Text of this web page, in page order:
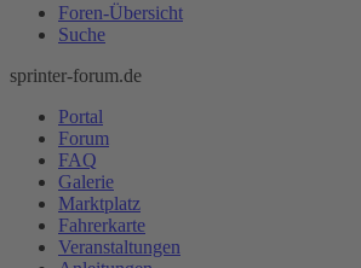
Foren-Übersicht
Suche
sprinter-forum.de
Portal
Forum
FAQ
Galerie
Marktplatz
Fahrerkarte
Veranstaltungen